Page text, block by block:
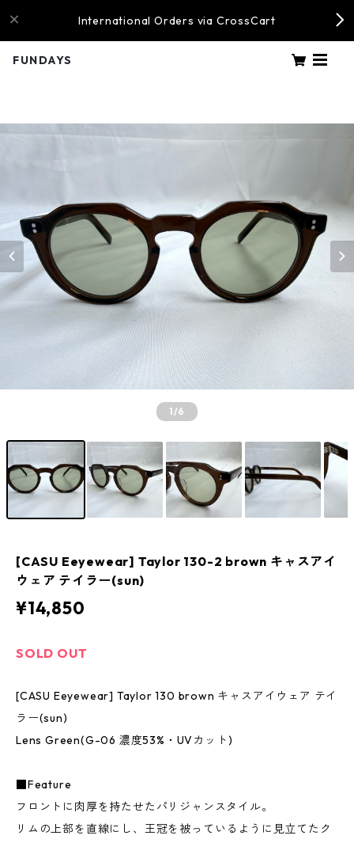
International Orders via CrossCart
FUNDAYS
1/6
[CASU Eeyewear] Taylor 130-2 brown キャスアイ
ウェア テイラー(sun)
¥14,850
SOLD OUT
[CASU Eeyewear] Taylor 130 brown キャスアイウェア テイ
ラー(sun)
Lens Green(G-06 濃度53%・UVカット)
■Feature
フロントに肉厚を持たせたパリジャンスタイル。
リムの上部を直線にし、王冠を被っているように見立てたク